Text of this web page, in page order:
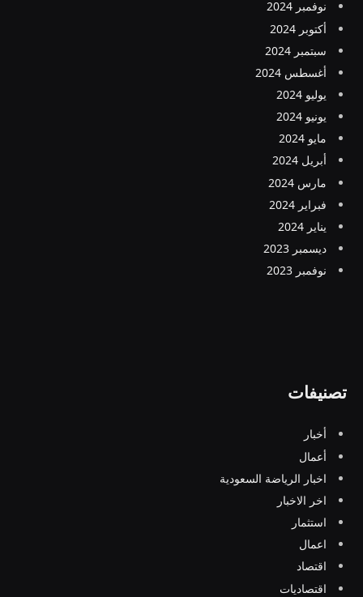
نوفمبر 2024
أكتوبر 2024
سبتمبر 2024
أغسطس 2024
يوليو 2024
يونيو 2024
مايو 2024
أبريل 2024
مارس 2024
فبراير 2024
يناير 2024
ديسمبر 2023
نوفمبر 2023
تصنيفات
أخبار
أعمال
اخبار الرياضة السعودية
اخر الاخبار
استثمار
اعمال
اقتصاد
اقتصاديات